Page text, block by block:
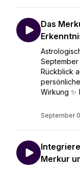
Das
September
Rückblick
Wirkung ✨
September
Merkur